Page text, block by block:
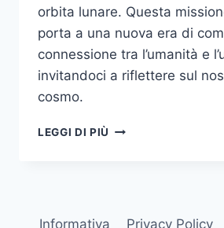
orbita lunare. Questa
porta a una nuova era di
connessione tra l’umanità e
invitandoci a riflettere sul
cosmo.
LEGGI DI PIÙ APOLLO
Informativa Privacy Policy